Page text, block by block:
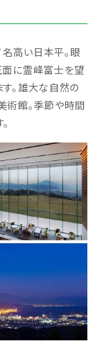
高い日本平。眼
面に霊峰富士を望
。雄大な自然の
術館。季節や時間